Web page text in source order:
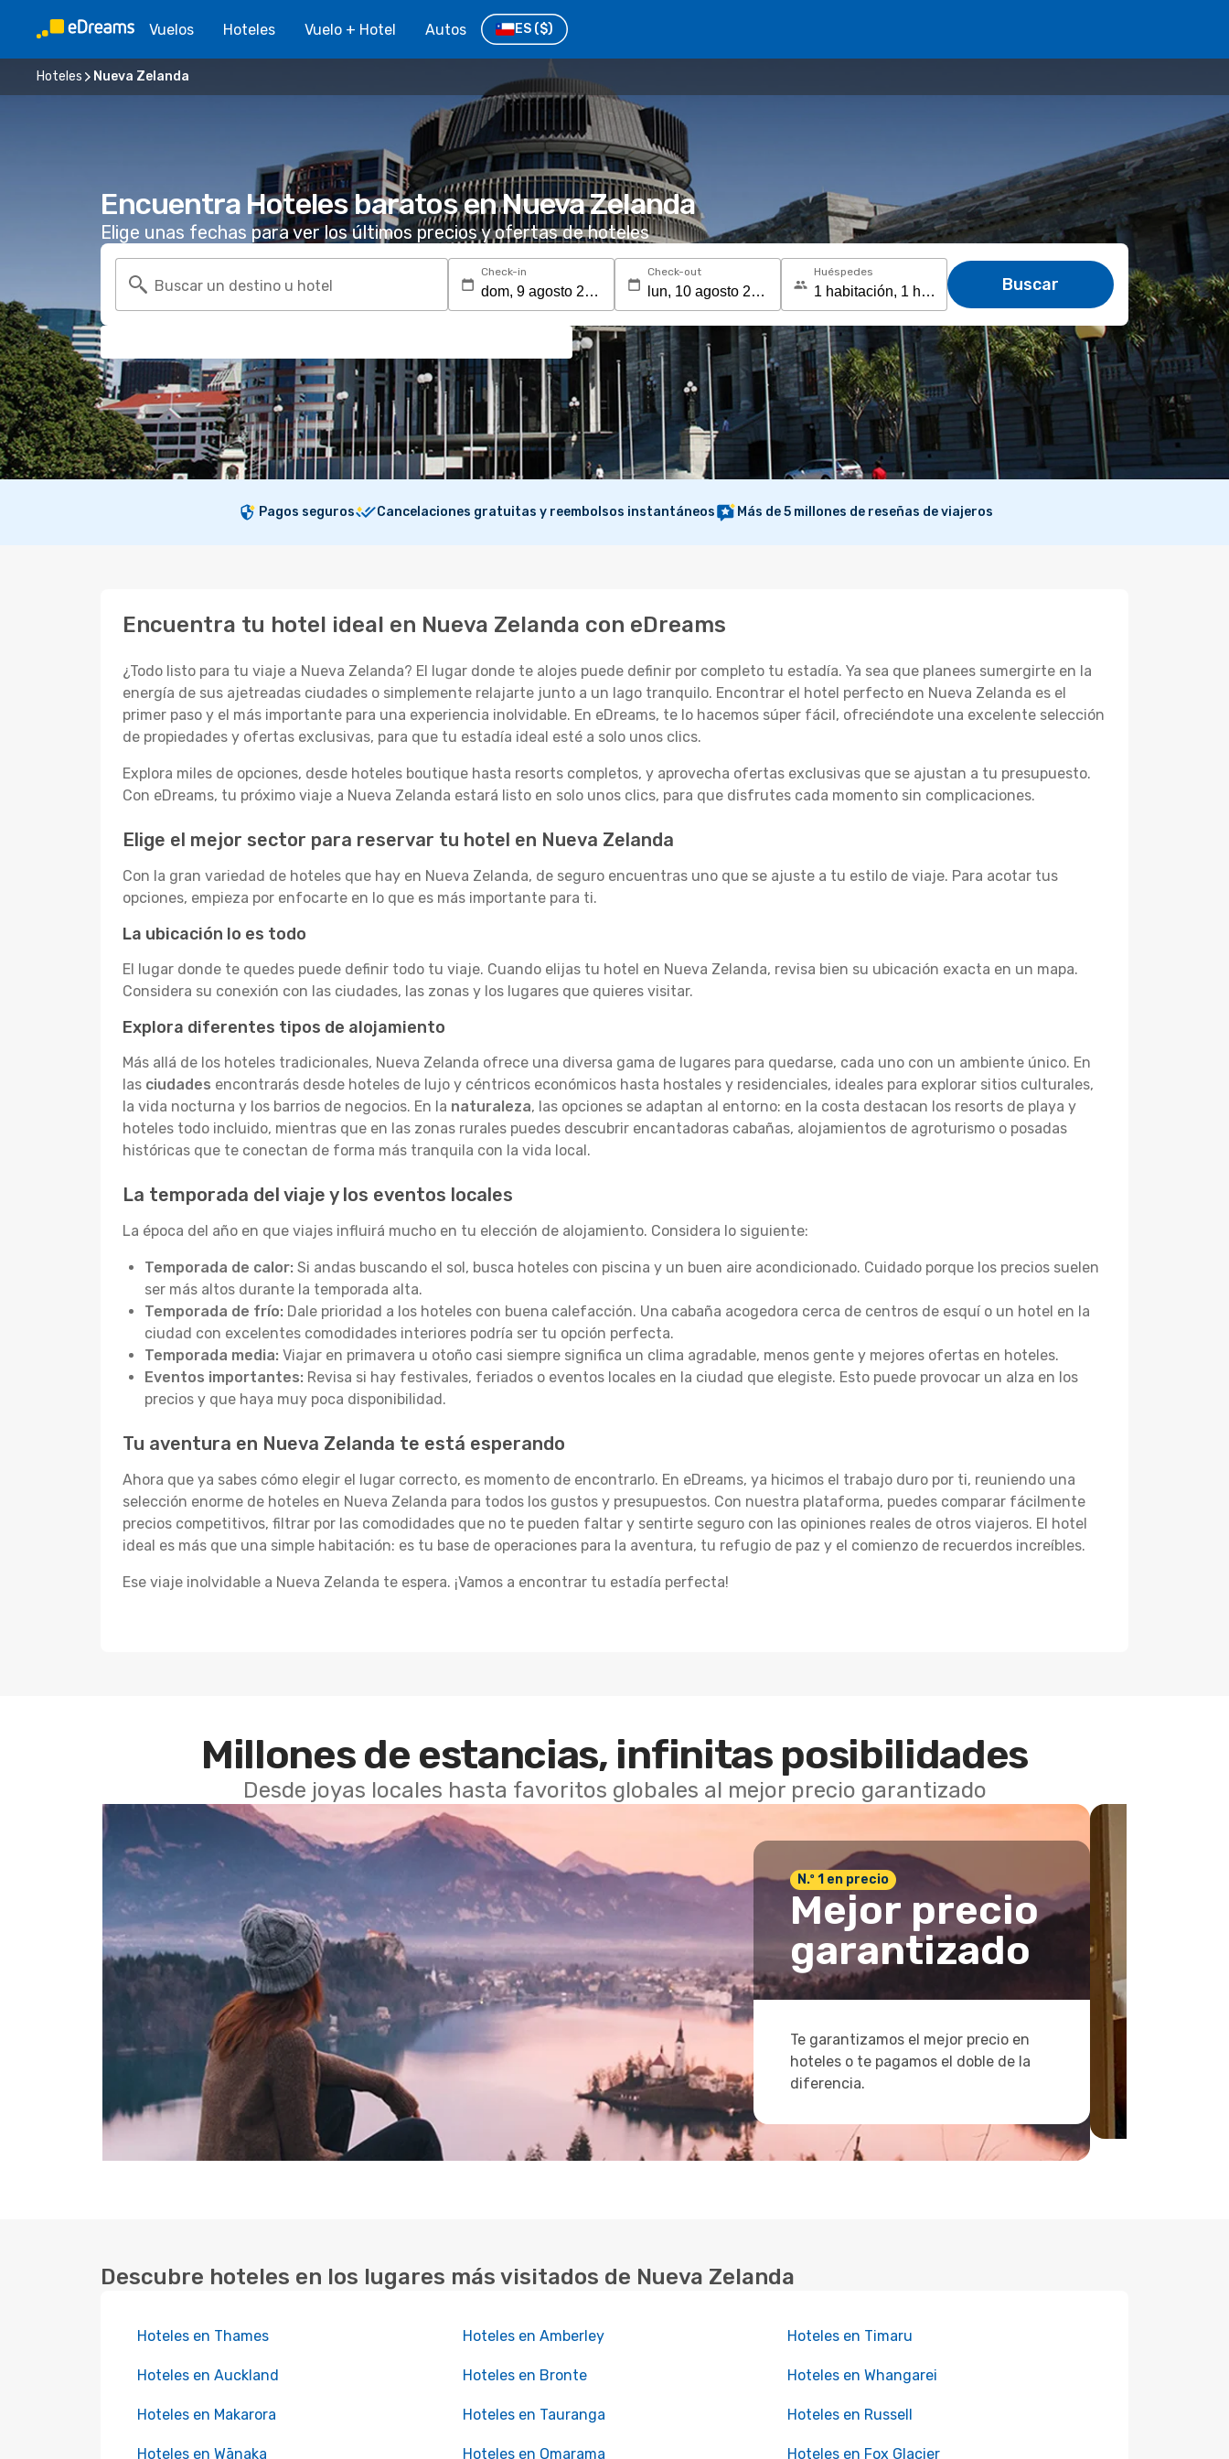
Vuelos Hoteles Vuelo + Hotel Autos ES ($)
Hoteles Nueva Zelanda
Encuentra Hoteles baratos en Nueva Zelanda
Elige unas fechas para ver los últimos precios y ofertas de hoteles
Buscar un destino u hotel
Check-in Check-out Huéspedes
Buscar
Pagos seguros Cancelaciones gratuitas y reembolsos instantáneos Más de 5 millones de reseñas de viajeros
Encuentra tu hotel ideal en Nueva Zelanda con eDreams
¿Todo listo para tu viaje a Nueva Zelanda? El lugar donde te alojes puede definir por completo tu estadía. Ya sea que planees sumergirte en la
energía de sus ajetreadas ciudades o simplemente relajarte junto a un lago tranquilo. Encontrar el hotel perfecto en Nueva Zelanda es el
primer paso y el más importante para una experiencia inolvidable. En eDreams, te lo hacemos súper fácil, ofreciéndote una excelente selección
de propiedades y ofertas exclusivas, para que tu estadía ideal esté a solo unos clics.
Explora miles de opciones, desde hoteles boutique hasta resorts completos, y aprovecha ofertas exclusivas que se ajustan a tu presupuesto.
Con eDreams, tu próximo viaje a Nueva Zelanda estará listo en solo unos clics, para que disfrutes cada momento sin complicaciones.
Elige el mejor sector para reservar tu hotel en Nueva Zelanda
Con la gran variedad de hoteles que hay en Nueva Zelanda, de seguro encuentras uno que se ajuste a tu estilo de viaje. Para acotar tus
opciones, empieza por enfocarte en lo que es más importante para ti.
La ubicación lo es todo
El lugar donde te quedes puede definir todo tu viaje. Cuando elijas tu hotel en Nueva Zelanda, revisa bien su ubicación exacta en un mapa.
Considera su conexión con las ciudades, las zonas y los lugares que quieres visitar.
Explora diferentes tipos de alojamiento
Más allá de los hoteles tradicionales, Nueva Zelanda ofrece una diversa gama de lugares para quedarse, cada uno con un ambiente único. En
las ciudades encontrarás desde hoteles de lujo y céntricos económicos hasta hostales y residenciales, ideales para explorar sitios culturales,
la vida nocturna y los barrios de negocios. En la naturaleza, las opciones se adaptan al entorno: en la costa destacan los resorts de playa y
hoteles todo incluido, mientras que en las zonas rurales puedes descubrir encantadoras cabañas, alojamientos de agroturismo o posadas
históricas que te conectan de forma más tranquila con la vida local.
La temporada del viaje y los eventos locales
La época del año en que viajes influirá mucho en tu elección de alojamiento. Considera lo siguiente:
Temporada de calor: Si andas buscando el sol, busca hoteles con piscina y un buen aire acondicionado. Cuidado porque los precios suelen
ser más altos durante la temporada alta.
Temporada de frío: Dale prioridad a los hoteles con buena calefacción. Una cabaña acogedora cerca de centros de esquí o un hotel en la
ciudad con excelentes comodidades interiores podría ser tu opción perfecta.
Temporada media: Viajar en primavera u otoño casi siempre significa un clima agradable, menos gente y mejores ofertas en hoteles.
Eventos importantes: Revisa si hay festivales, feriados o eventos locales en la ciudad que elegiste. Esto puede provocar un alza en los
precios y que haya muy poca disponibilidad.
Tu aventura en Nueva Zelanda te está esperando
Ahora que ya sabes cómo elegir el lugar correcto, es momento de encontrarlo. En eDreams, ya hicimos el trabajo duro por ti, reuniendo una
selección enorme de hoteles en Nueva Zelanda para todos los gustos y presupuestos. Con nuestra plataforma, puedes comparar fácilmente
precios competitivos, filtrar por las comodidades que no te pueden faltar y sentirte seguro con las opiniones reales de otros viajeros. El hotel
ideal es más que una simple habitación: es tu base de operaciones para la aventura, tu refugio de paz y el comienzo de recuerdos increíbles.
Ese viaje inolvidable a Nueva Zelanda te espera. ¡Vamos a encontrar tu estadía perfecta!
Millones de estancias, infinitas posibilidades
Desde joyas locales hasta favoritos globales al mejor precio garantizado
N.º 1 en precio
Mejor precio
garantizado
Te garantizamos el mejor precio en
hoteles o te pagamos el doble de la
diferencia.
Descubre hoteles en los lugares más visitados de Nueva Zelanda
Hoteles en Thames Hoteles en Amberley Hoteles en Timaru
Hoteles en Auckland Hoteles en Bronte Hoteles en Whangarei
Hoteles en Makarora Hoteles en Tauranga Hoteles en Russell
Hoteles en Wānaka Hoteles en Omarama Hoteles en Fox Glacier